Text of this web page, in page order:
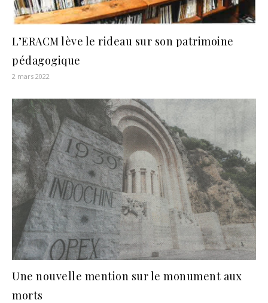
L’ERACM lève le rideau sur son patrimoine
pédagogique
2 mars 2022
Une nouvelle mention sur le monument aux
morts